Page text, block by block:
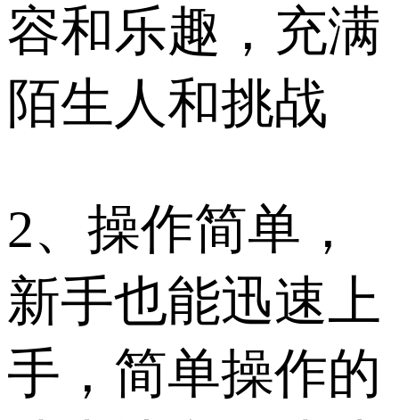
容和乐趣，充满
陌生人和挑战
2、操作简单，
新手也能迅速上
手，简单操作的